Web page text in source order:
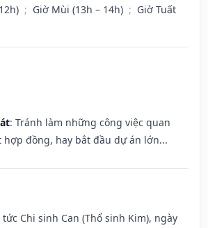
; Giờ Mùi (13h – 14h) ; Giờ Tuất
: Tránh làm những công việc quan
hợp đồng, hay bắt đầu dự án lớn...
tức Chi sinh Can (Thổ sinh Kim), ngày